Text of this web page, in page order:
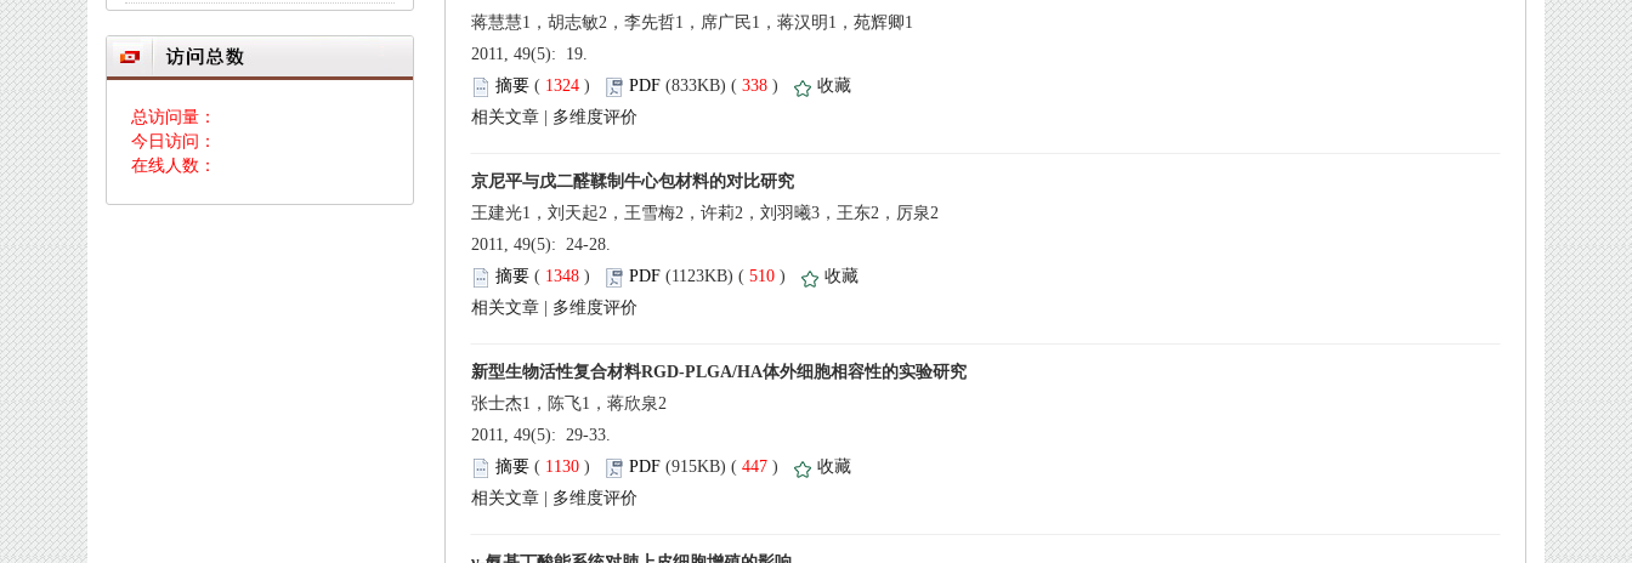
总访问量：
今日访问：
在线人数：
2011, 49(5): 19.
(
) 338)
2011, 49(5): 24-28.
(
) 510)
2011, 49(5): 29-33.
(
) 447)